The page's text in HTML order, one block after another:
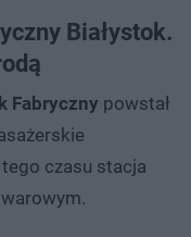
Białystok.
Fabryczny powstał
czasu stacja